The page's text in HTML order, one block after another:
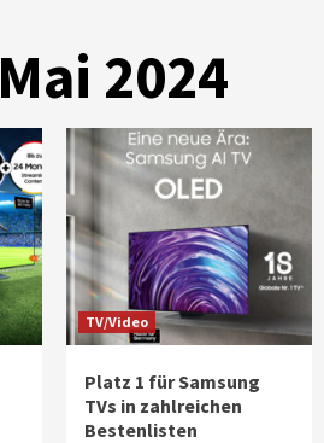
Mai 2024
TV/Video
Platz 1 für Samsung
TVs in zahlreichen
Bestenlisten